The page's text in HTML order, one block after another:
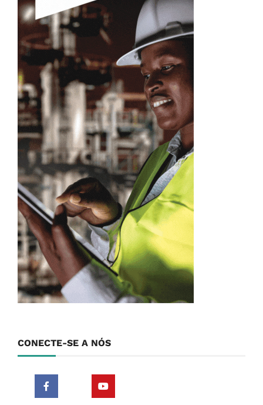
CONECTE-SE A NÓS